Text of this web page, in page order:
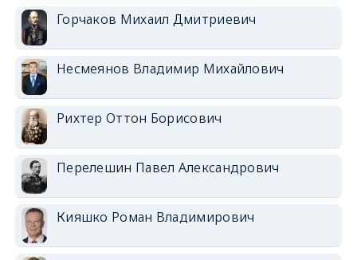
Горчаков Михаил Дмитриевич
Несмеянов Владимир Михайлович
Рихтер Оттон Борисович
Перелешин Павел Александрович
Кияшко Роман Владимирович